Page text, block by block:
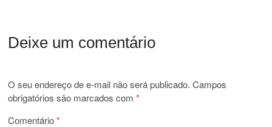
Deixe um comentário
O seu endereço de e-mail não será publicado. Campos
obrigatórios são marcados com*
Comentário*